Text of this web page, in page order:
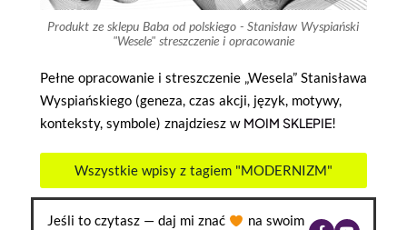
Produkt ze sklepu Baba od polskiego - Stanisław Wyspiański
"Wesele" streszczenie i opracowanie
Pełne opracowanie i streszczenie „Wesela” Stanisława
Wyspiańskiego (geneza, czas akcji, język, motywy,
konteksty, symbole) znajdziesz w MOIM SKLEPIE!
Wszystkie wpisy z tagiem "MODERNIZM"
Jeśli to czytasz — daj mi znać
na swoim